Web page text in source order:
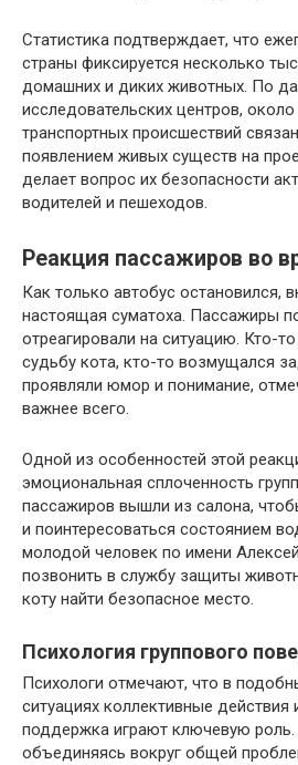
Статистика подтверждает, что
страны фиксируется несколько
домашних и диких животных. По
исследовательских центров,
транспортных происшествий
появлением живых существ на
делает вопрос их безопасности
водителей и пешеходов.
Реакция пассажиров во
Как только автобус остановился,
настоящая суматоха. Пассажиры
отреагировали на ситуацию. Кто-
судьбу кота, кто-то возмущался
проявляли юмор и понимание,
важнее всего.
Одной из особенностей этой
эмоциональная сплоченность
пассажиров вышли из салона,
и поинтересоваться состоянием
молодой человек по имени
позвонить в службу защиты
коту найти безопасное место.
Психология группового
Психологи отмечают, что в
ситуациях коллективные действия
поддержка играют ключевую
объединяясь вокруг общей